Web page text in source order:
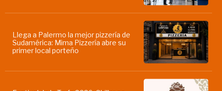
Llega a Palermo la mejor pizzería de
Sudamérica: Mima Pizzería abre su
primer local porteño